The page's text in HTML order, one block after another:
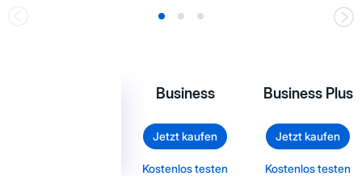
Business
Jetzt kaufen
Kostenlos testen
Business Plus
Jetzt kaufen
Kostenlos testen